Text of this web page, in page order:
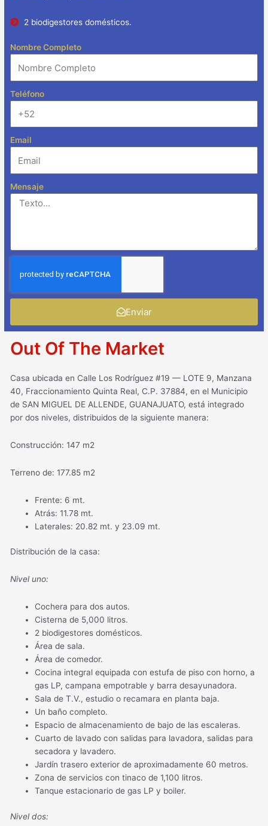
2 biodigestores domésticos.
Nombre Completo
Teléfono
Email
Mensaje
Enviar
Out Of The Market
Casa ubicada en Calle Los Rodríguez #19 — LOTE 9, Manzana
40, Fraccionamiento Quinta Real, C.P. 37884, en el Municipio
de SAN MIGUEL DE ALLENDE, GUANAJUATO, está integrado
por dos niveles, distribuidos de la siguiente manera:
Construcción: 147 m2
Terreno de: 177.85 m2
Frente: 6 mt.
Atrás: 11.78 mt.
Laterales: 20.82 mt. y 23.09 mt.
Distribución de la casa:
Nivel uno:
Cochera para dos autos.
Cisterna de 5,000 litros.
2 biodigestores domésticos.
Área de sala.
Área de comedor.
Cocina integral equipada con estufa de piso con horno, a
gas LP, campana empotrable y barra desayunadora.
Sala de T.V., estudio o recamara en planta baja.
Un baño completo.
Espacio de almacenamiento de bajo de las escaleras.
Cuarto de lavado con salidas para lavadora, salidas para
secadora y lavadero.
Jardín trasero exterior de aproximadamente 60 metros.
Zona de servicios con tinaco de 1,100 litros.
Tanque estacionario de gas LP y boiler.
Nivel dos: